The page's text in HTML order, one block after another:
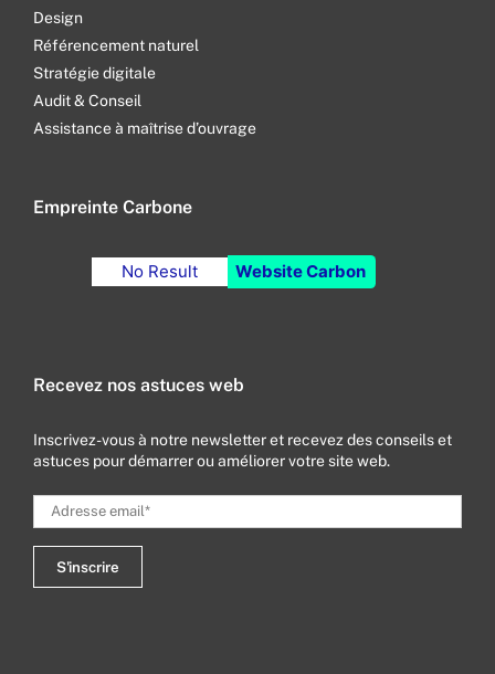
Design
Référencement naturel
Stratégie digitale
Audit & Conseil
Assistance à maîtrise d’ouvrage
Empreinte Carbone
No Result Website Carbon
Recevez nos astuces web
Inscrivez-vous à notre newsletter et recevez des conseils et
astuces pour démarrer ou améliorer votre site web.